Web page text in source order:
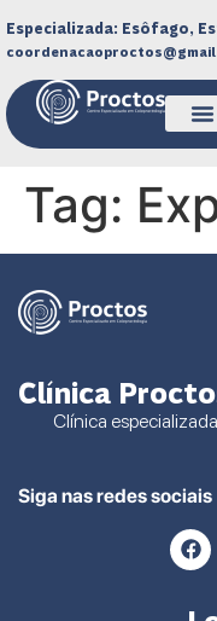
Especializada: Esôfago,
Tag:
Clínica
Clínica
Siga nas redes sociais